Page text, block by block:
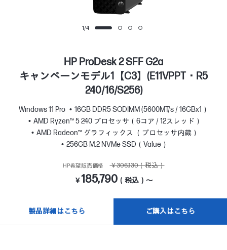
1/4
HP ProDesk 2 SFF G2a
キャンペーンモデル1【C3】(E11VPPT・R5
240/16/S256)
Windows 11 Pro
16GB DDR5 SODIMM (5600MT/s / 16GBx1）
AMD Ryzen™ 5 240 プロセッサ（6コア / 12スレッド）
AMD Radeon™ グラフィックス （プロセッサ内蔵）
256GB M.2 NVMe SSD（Value）
HP希望販売価格 ￥306,130（税込）
￥185,790 （税込）～
製品詳細はこちら ご購入はこちら